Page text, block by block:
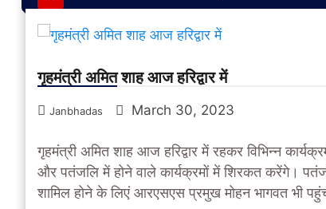
गृहमंत्री अमित शाह आज हरिद्वार में
Janbhadas March 30, 2023
गृहमंत्री अमित शाह आज हरिद्वार में रहकर विभिन्न
और पतंजलि में होने वाले कार्यक्रमों में शिरकत करेंगे।
शामिल होने के लिएं आरएसएस प्रमुख मोहन भागवत भी